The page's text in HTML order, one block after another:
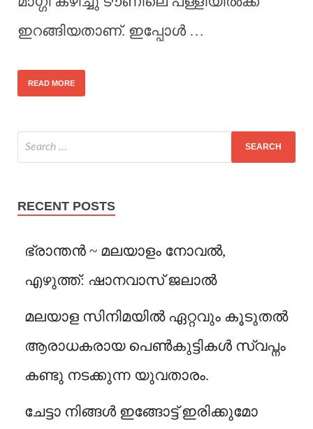
ഇറങ്ങിയതാണ്. ഇപ്പോൾ …
READ MORE
RECENT POSTS
ഭ്രാന്തൻ ~ മലയാളം നോവൽ,
എഴുത്ത്: ഷാനവാസ് ജലാൽ
മലയാള സിനിമയിൽ ഏറ്റവും കൂടുതൽ
ആരാധകരായ പെൺകുട്ടികൾ സ്വപ്നം
കണ്ടു നടക്കുന്ന യുവതാരം.
ചേട്ടാ നിങ്ങൾ ഇങ്ങോട്ട് ഇരിക്കുമോ